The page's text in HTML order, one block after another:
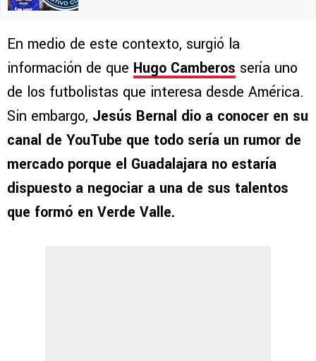
En medio de este contexto, surgió la
información de que Hugo Camberos sería uno
de los futbolistas que interesa desde América.
Sin embargo, Jesús Bernal dio a conocer en su
canal de YouTube que todo sería un rumor de
mercado porque el Guadalajara no estaría
dispuesto a negociar a una de sus talentos
que formó en Verde Valle.